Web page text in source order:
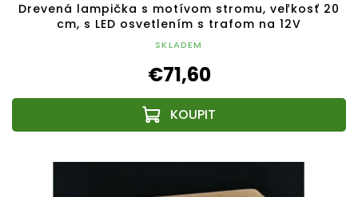
Drevená lampička s motívom stromu, veľkosť 20
cm, s LED osvetlením s trafom na 12V
SKLADEM
€71,60